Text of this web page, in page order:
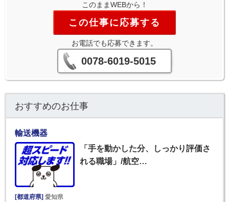
このままWEBから！
この仕事に応募する
お電話でも応募できます。
0078-6019-5015
おすすめのお仕事
輸送機器
「手を動かした分、しっかり評価さ
れる職場」/航空…
[都道府県] 愛知県